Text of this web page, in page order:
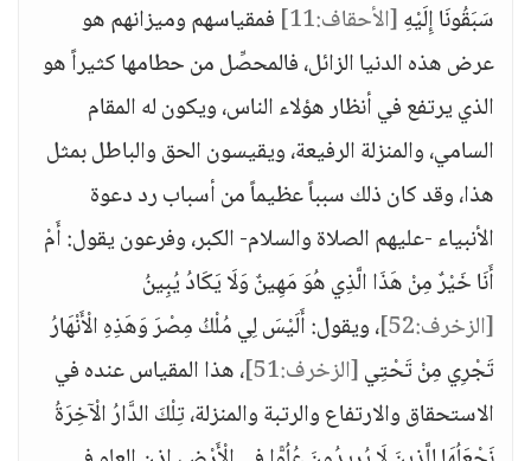
سَبَقُونَا إِلَيْهِ[الأحقاف:11]
فمقياسهم وميزانهم هو
عرض هذه الدنيا الزائل، فالمحصِّل من حطامها كثيراً هو
الذي يرتفع في أنظار هؤلاء الناس، ويكون له المقام
السامي، والمنزلة الرفيعة، ويقيسون الحق والباطل بمثل
هذا، وقد كان ذلك سبباً عظيماً من أسباب رد دعوة
الأنبياء -عليهم الصلاة والسلام- الكبر، وفرعون يقول: أَمْ
أَنَا خَيْرٌ مِنْ هَذَا الَّذِي هُوَ مَهِينٌ وَلَا يَكَادُ يُبِينُ
[الزخرف:52]
، ويقول: أَلَيْسَ لِي مُلْكُ مِصْرَ وَهَذِهِ الْأَنْهَارُ
تَجْرِي مِنْ تَحْتِي[الزخرف:51]
، هذا المقياس عنده في
الاستحقاق والارتفاع والرتبة والمنزلة، تِلْكَ الدَّارُ الْآخِرَةُ